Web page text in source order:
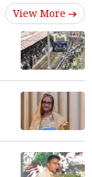
View More